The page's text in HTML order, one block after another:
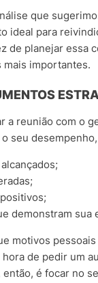
que
ideal para
de planejar essa
mais importantes.
a reunião com o
seu
positivos;
demonstram sua
motivos
de pedir um
é focar no